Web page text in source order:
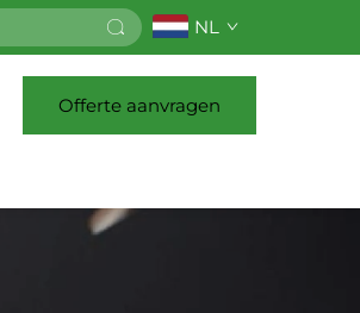
NL
Offerte aanvragen